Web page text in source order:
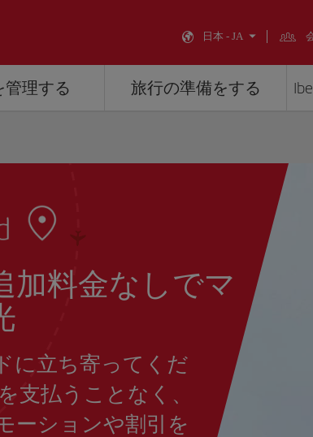
日本 - JA
管理する 旅行の準備をする
加料金なしでマ
に立ち寄ってくだ
支払うことなく、
ーションや割引を